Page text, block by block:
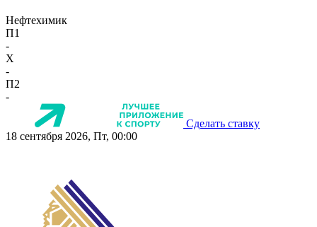
Нефтехимик
П1
-
X
-
П2
-
Сделать ставку
18 сентября 2026, Пт, 00:00